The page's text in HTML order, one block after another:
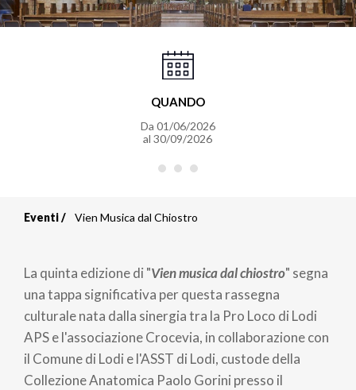
QUANDO
Da 01/06/2026
al 30/09/2026
di
pane
Eventi Vien Musica dal Chiostro
La quinta edizione di "Vien musica dal chiostro" segna
una tappa significativa per questa rassegna
culturale nata dalla sinergia tra la Pro Loco di Lodi
APS e l'associazione Crocevia, in collaborazione con
il Comune di Lodi e l'ASST di Lodi, custode della
Collezione Anatomica Paolo Gorini presso il